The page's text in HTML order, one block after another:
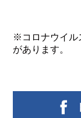
※コロナウイル
があります。